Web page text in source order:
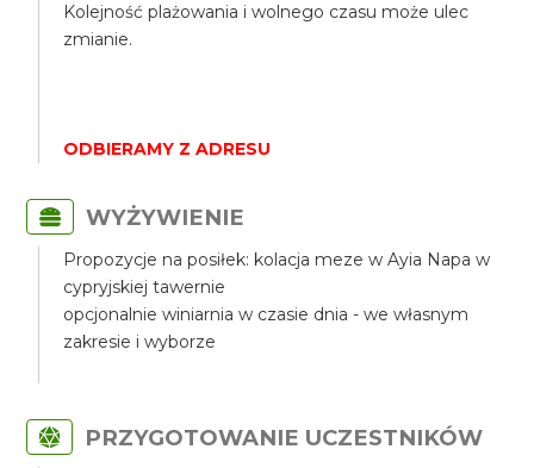
Kolejność plażowania i wolnego czasu może ulec
zmianie.
ODBIERAMY Z ADRESU
WYŻYWIENIE
Propozycje na posiłek: kolacja meze w Ayia Napa w
cypryjskiej tawernie
opcjonalnie winiarnia w czasie dnia - we własnym
zakresie i wyborze
PRZYGOTOWANIE UCZESTNIKÓW